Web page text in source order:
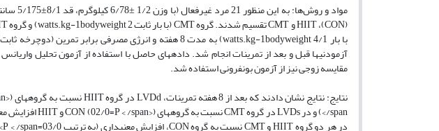
مقایسه زوجی نیز از آزمون بونفرونی استفاده شد.